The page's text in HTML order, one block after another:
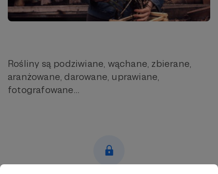
Rośliny są podziwiane, wąchane, zbierane,
aranżowane, darowane, uprawiane,
fotografowane…